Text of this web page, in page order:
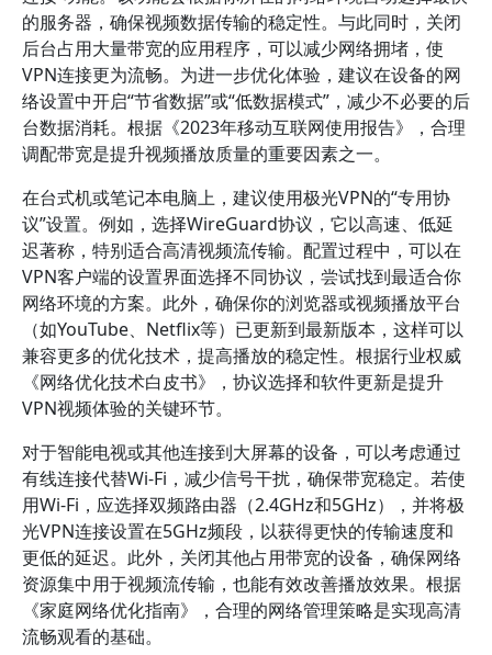
的服务器，确保视频数据传输的稳定性。与此同时，关闭
后台占用大量带宽的应用程序，可以减少网络拥堵，使
VPN连接更为流畅。为进一步优化体验，建议在设备的网
络设置中开启“节省数据”或“低数据模式”，减少不必要的后
台数据消耗。根据《2023年移动互联网使用报告》，合理
调配带宽是提升视频播放质量的重要因素之一。
在台式机或笔记本电脑上，建议使用极光VPN的“专用协
议”设置。例如，选择WireGuard协议，它以高速、低延
迟著称，特别适合高清视频流传输。配置过程中，可以在
VPN客户端的设置界面选择不同协议，尝试找到最适合你
网络环境的方案。此外，确保你的浏览器或视频播放平台
（如YouTube、Netflix等）已更新到最新版本，这样可以
兼容更多的优化技术，提高播放的稳定性。根据行业权威
《网络优化技术白皮书》，协议选择和软件更新是提升
VPN视频体验的关键环节。
对于智能电视或其他连接到大屏幕的设备，可以考虑通过
有线连接代替Wi-Fi，减少信号干扰，确保带宽稳定。若使
用Wi-Fi，应选择双频路由器（2.4GHz和5GHz），并将极
光VPN连接设置在5GHz频段，以获得更快的传输速度和
更低的延迟。此外，关闭其他占用带宽的设备，确保网络
资源集中用于视频流传输，也能有效改善播放效果。根据
《家庭网络优化指南》，合理的网络管理策略是实现高清
流畅观看的基础。